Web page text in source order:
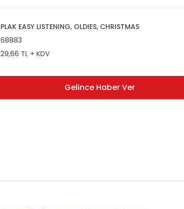
PLAK EASY LISTENING, OLDIES, CHRISTMAS
68883
29,66 TL + KDV
Gelince Haber Ver